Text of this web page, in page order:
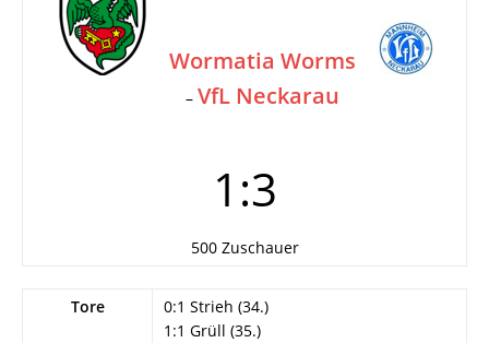
Wormatia Worms
– VfL Neckarau
1:3
500 Zuschauer
Tore
0:1 Strieh (34.)
1:1 Grüll (35.)